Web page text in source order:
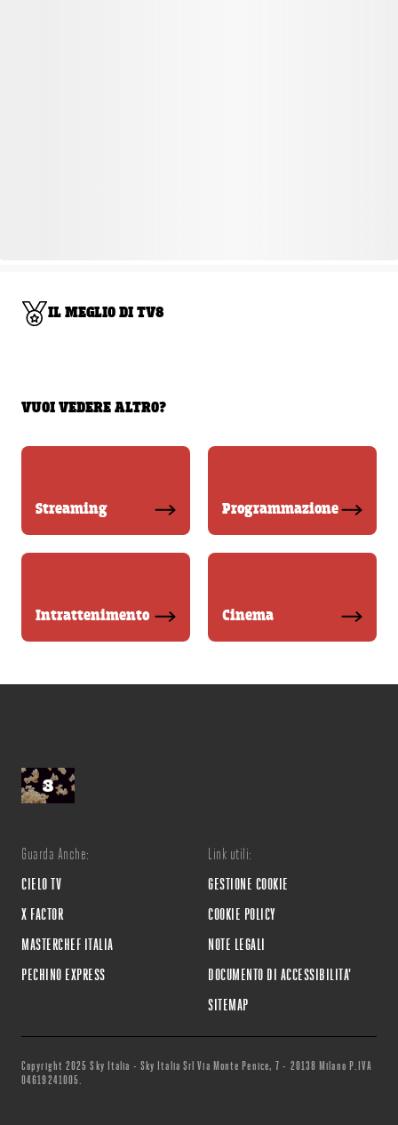
IL MEGLIO DI TV8
VUOI VEDERE ALTRO?
Streaming Programmazione
Intrattenimento Cinema
Guarda Anche:
CIELO TV
X FACTOR
MASTERCHEF ITALIA
PECHINO EXPRESS
Link utili:
GESTIONE COOKIE
COOKIE POLICY
NOTE LEGALI
DOCUMENTO DI ACCESSIBILITA'
SITEMAP
Copyright 2025 Sky Italia - Sky Italia Srl Via Monte Penice, 7 - 20138 Milano P.IVA
04619241005.